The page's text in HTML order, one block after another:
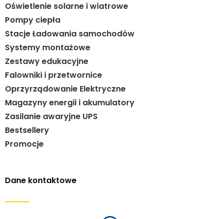
Oświetlenie solarne i wiatrowe
Pompy ciepła
Stacje Ładowania samochodów
Systemy montażowe
Zestawy edukacyjne
Falowniki i przetwornice
Oprzyrządowanie Elektryczne
Magazyny energii i akumulatory
Zasilanie awaryjne UPS
Bestsellery
Promocje
Dane kontaktowe